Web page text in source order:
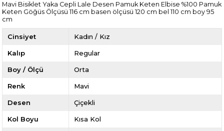
Mavi Bisiklet Yaka Cepli Lale Desen Pamuk Keten Elbise %100 Pamuk
Keten Göğüs Ölçüsü 116 cm basen ölçüsü 120 cm bel 110 cm boy 95
cm
Cinsiyet Kadın / Kız
Kalıp Regular
Boy / Ölçü Orta
Renk Mavi
Desen Çiçekli
Kol Boyu Kısa Kol